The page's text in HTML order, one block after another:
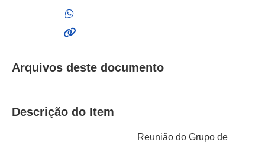
Arquivos deste documento
Descrição do Item
Reunião do Grupo de